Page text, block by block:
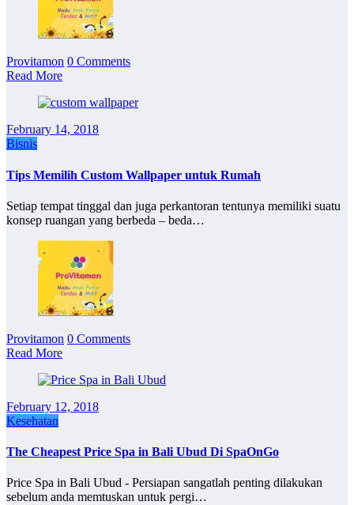
Provitamon 0 Comments
Read More
February 14, 2018
Bisnis
Tips Memilih Custom Wallpaper untuk Rumah
Setiap tempat tinggal dan juga perkantoran tentunya memiliki suatu
konsep ruangan yang berbeda – beda…
Provitamon 0 Comments
Read More
February 12, 2018
Kesehatan
The Cheapest Price Spa in Bali Ubud Di SpaOnGo
Price Spa in Bali Ubud - Persiapan sangatlah penting dilakukan
sebelum anda memtuskan untuk pergi…